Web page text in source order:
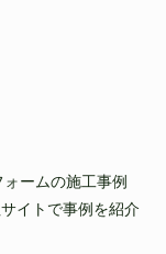
ームの施工事例
イトで事例を紹介